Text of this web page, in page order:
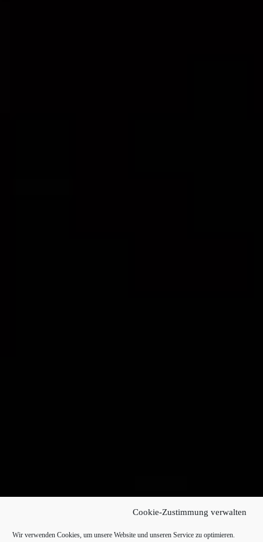
Cookie-Zustimmung verwalten
Wir verwenden Cookies, um unsere Website und unseren Service zu optimieren.